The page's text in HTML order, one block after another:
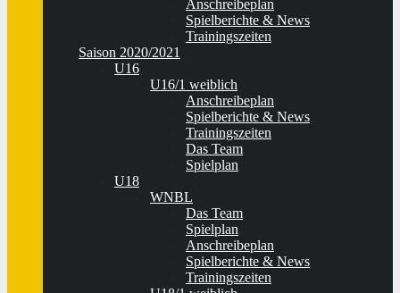
Anschreibeplan
Spielberichte & News
Trainingszeiten
Saison 2020/2021
U16
U16/1 weiblich
Anschreibeplan
Spielberichte & News
Trainingszeiten
Das Team
Spielplan
U18
WNBL
Das Team
Spielplan
Anschreibeplan
Spielberichte & News
Trainingszeiten